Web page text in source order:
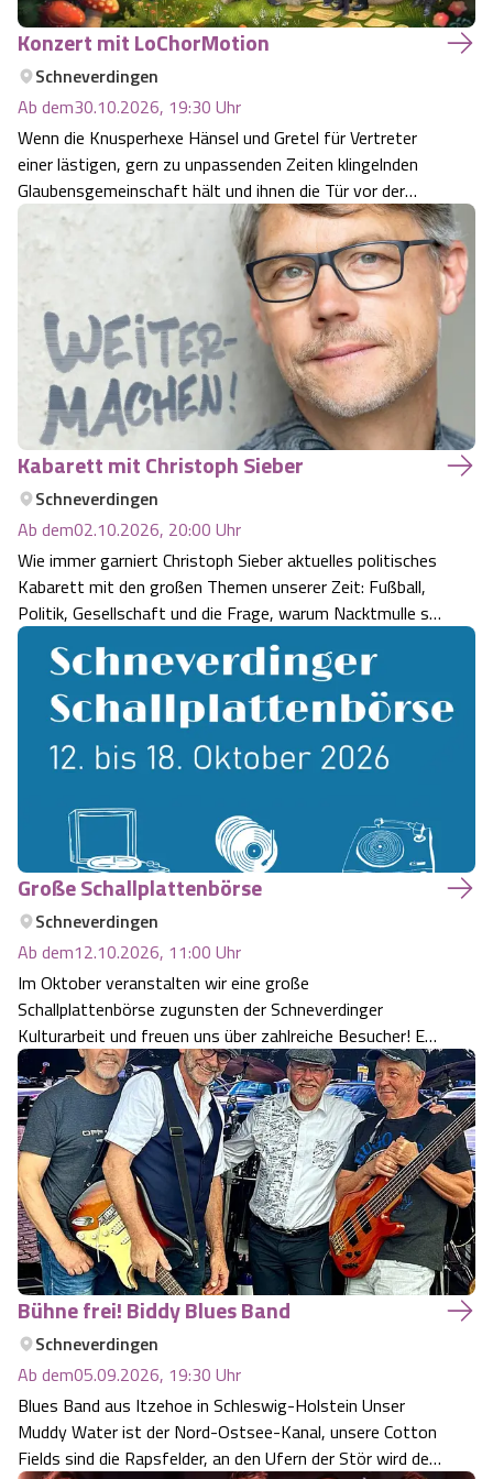
Camping
Urlaub auf dem Bauernhof
Urlaub mit Hund
Last Minute
Anreise
Kataloge
Videos
Shop
Angebote
Kontakt
Reiten
Regionale Küche
Tiere
HeideSpezialitäten
Unterkünfte
Naturhotels
Urlaub mit Hund
Urlaub auf dem Bauernhof
Landschaftsführungen
Veranstaltungen
Wildpark Lüneburger Heide
Wildpark Schwarze Berge
Otter Zentrum
Wildpark Müden
Snow World Bispingen
Ralf Schumacher Kart & Bowl
Das verrückte Haus
Abenteuerland Trampolin-Park
Battle Kart Bispingen
Adventure District Bispingen
Unterkünfte
Ausflugsziele
Veranstaltungen
Shopping Celle
Kulinarisches Celle
Unterkünfte Celle
Veranstaltungen & Führungen Celle
Konzert mit LoChorMotion
Schneverdingen
Ab dem30.10.2026, 19:30 Uhr
Wenn die Knusperhexe Hänsel und Gretel für Vertreter
einer lästigen, gern zu unpassenden Zeiten klingelnden
Glaubensgemeinschaft hält und ihnen die Tür vor der
Nase zuschlägt, dann merkt man: Missverständnisse gibt
es überall, selbst im Zauberwald. Und zwar besonders
dann, wenn ein künstlich intell…
Kabarett mit Christoph Sieber
Schneverdingen
Ab dem02.10.2026, 20:00 Uhr
Wie immer garniert Christoph Sieber aktuelles politisches
Kabarett mit den großen Themen unserer Zeit: Fußball,
Politik, Gesellschaft und die Frage, warum Nacktmulle so
selten shoppen gehen. Das alles verziert mit Gesang,
Tanz und einem ganzen Reigen von Figuren, die mitten
aus dem Leben gegr…
Große Schallplattenbörse
Schneverdingen
Ab dem12.10.2026, 11:00 Uhr
Im Oktober veranstalten wir eine große
Schallplattenbörse zugunsten der Schneverdinger
Kulturarbeit und freuen uns über zahlreiche Besucher! Es
wird Schallplatten für jeden Musikgeschmack geben,
vertreten sind z.B. folgende Genres: Rock und Pop Jazz
Soul und Blues Schlager Chansons Klassi…
Bühne frei! Biddy Blues Band
Schneverdingen
Ab dem05.09.2026, 19:30 Uhr
Blues Band aus Itzehoe in Schleswig-Holstein Unser
Muddy Water ist der Nord-Ostsee-Kanal, unsere Cotton
Fields sind die Rapsfelder, an den Ufern der Stör wird der